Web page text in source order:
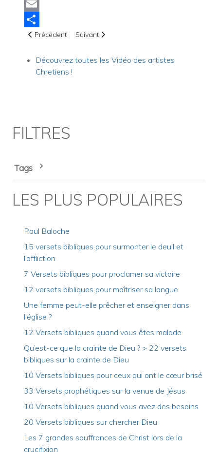
instagram
Email
Share
Article précédent : Tammy Trent
Précédent Article suivant : Carolina Johanna Plancqueel
Suivant
Découvrez toutes les Vidéo des artistes
Chretiens !
FILTRES
Tags
LES PLUS POPULAIRES
Paul Baloche
15 versets bibliques pour surmonter le deuil et
l’affliction
7 Versets bibliques pour proclamer sa victoire
12 versets bibliques pour maîtriser sa langue
Une femme peut-elle prêcher et enseigner dans
l'église ?
12 Versets bibliques quand vous êtes malade
Qu’est-ce que la crainte de Dieu ? > 22 versets
bibliques sur la crainte de Dieu
10 Versets bibliques pour ceux qui ont le cœur brisé
33 Versets prophétiques sur la venue de Jésus
10 Versets bibliques quand vous avez des besoins
20 Versets bibliques sur chercher Dieu
Les 7 grandes souffrances de Christ lors de la
crucifixion